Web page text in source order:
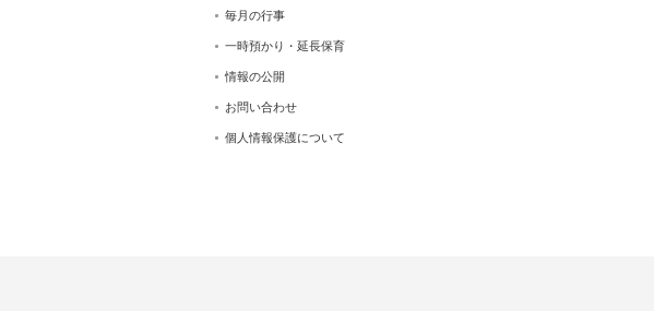
毎月の行事
一時預かり・延長保育
情報の公開
お問い合わせ
個人情報保護について